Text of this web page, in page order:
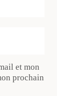
et mon
prochain